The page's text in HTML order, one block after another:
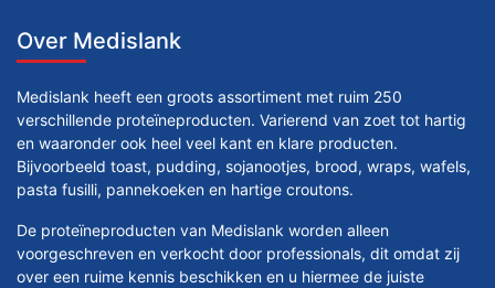
Over Medislank
Medislank heeft een groots assortiment met ruim 250
verschillende proteïneproducten. Varierend van zoet tot hartig
en waaronder ook heel veel kant en klare producten.
Bijvoorbeeld toast, pudding, sojanootjes, brood, wraps, wafels,
pasta fusilli, pannekoeken en hartige croutons.
De proteïneproducten van Medislank worden alleen
voorgeschreven en verkocht door professionals, dit omdat zij
over een ruime kennis beschikken en u hiermee de juiste